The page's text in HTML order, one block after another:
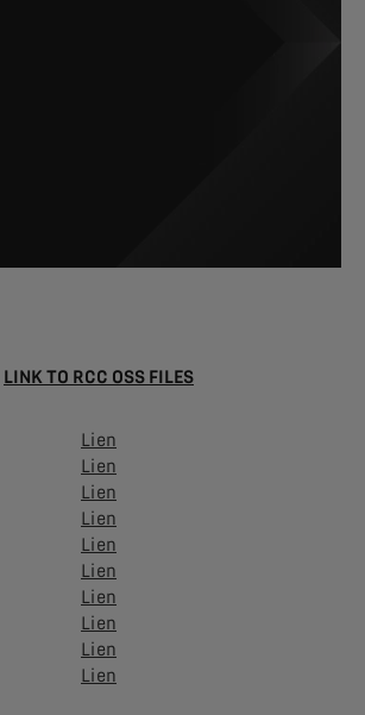
LINK TO RCC OSS FILES
Lien
Lien
Lien
Lien
Lien
Lien
Lien
Lien
Lien
Lien